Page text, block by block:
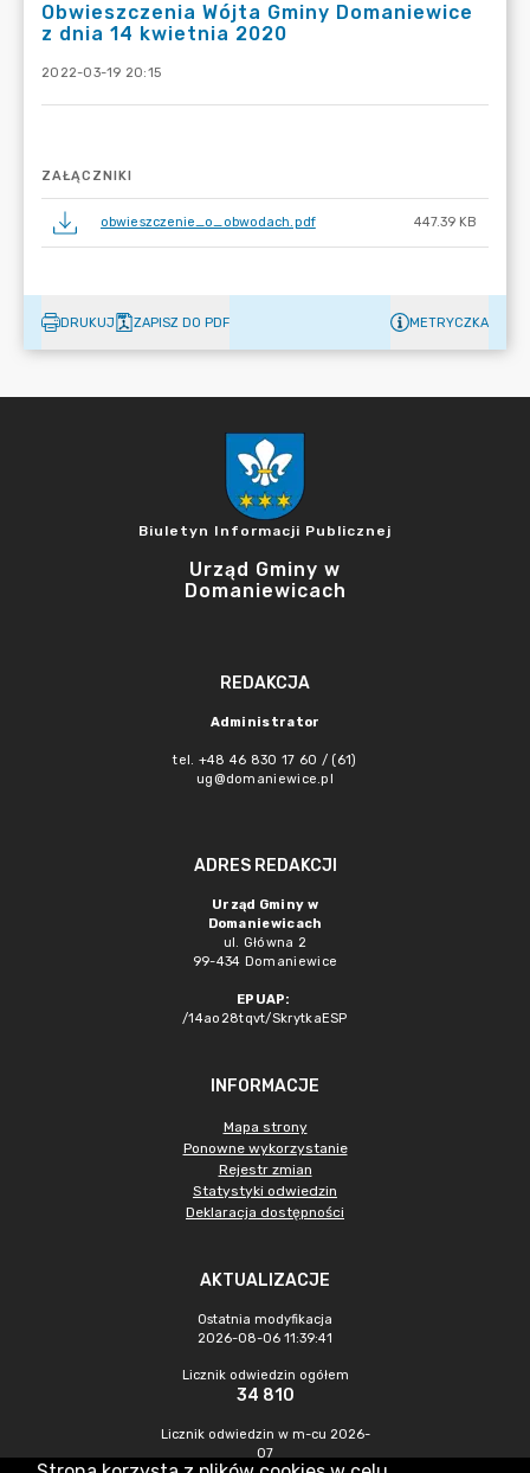
Obwieszczenia Wójta Gminy Domaniewice
z dnia 14 kwietnia 2020
2022-03-19 20:15
ZAŁĄCZNIKI
obwieszczenie_o_obwodach.pdf 447.39 KB
DRUKUJ ZAPISZ DO PDF METRYCZKA
Biuletyn Informacji Publicznej
Urząd Gminy w
Domaniewicach
REDAKCJA
Administrator
tel. +48 46 830 17 60 / (61)
ug@domaniewice.pl
ADRES REDAKCJI
Urząd Gminy w
Domaniewicach
ul. Główna 2
99-434 Domaniewice
EPUAP:
/14ao28tqvt/SkrytkaESP
INFORMACJE
Mapa strony
Ponowne wykorzystanie
Rejestr zmian
Statystyki odwiedzin
Deklaracja dostępności
AKTUALIZACJE
Ostatnia modyfikacja
2026-08-06 11:39:41
Licznik odwiedzin ogółem
34 810
Licznik odwiedzin w m-cu 2026-
07